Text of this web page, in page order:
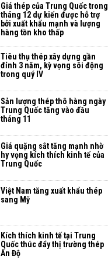
Giá thép của Trung Quốc trong
tháng 12 dự kiến ​​được hỗ trợ
bởi xuất khẩu mạnh và lượng
hàng tồn kho thấp
Tiêu thụ thép xây dựng gần
đỉnh 3 năm, kỳ vọng sôi động
trong quý IV
Sản lượng thép thô hàng ngày
Trung Quốc tăng vào đầu
tháng 11
Giá quặng sắt tăng mạnh nhờ
hy vọng kích thích kinh tế của
Trung Quốc
Việt Nam tăng xuất khẩu thép
sang Mỹ
Kích thích kinh tế tại Trung
Quốc thúc đẩy thị trường thép
Ấn Độ